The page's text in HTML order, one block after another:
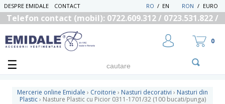
DESPRE EMIDALE CONTACT RON / EURO
EN
/
RO
Telefon contact (mobil): 0722.609.312 / 0723.531.822 /
0
Mercerie online Emidale › Croitorie › Nasturi decorativi › Nasturi din
Plastic › Nasture Plastic cu Picior 0311-1701/32 (100 bucati/punga)